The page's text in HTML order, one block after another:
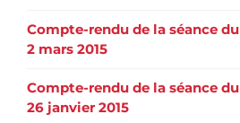
Compte-rendu de la séance du
2 mars 2015
Compte-rendu de la séance du
26 janvier 2015